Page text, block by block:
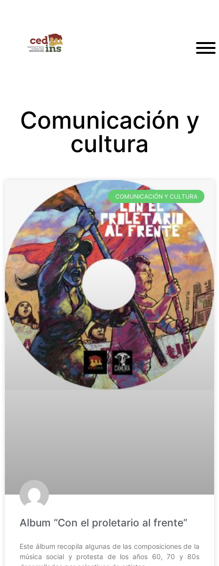
Comunicación y
cultura
COMUNICACIÓN Y CULTURA
Album “Con el proletario al frente”
Este álbum recopila algunas de las composiciones de la
música social y protesta de los años 60, 70 y 80s